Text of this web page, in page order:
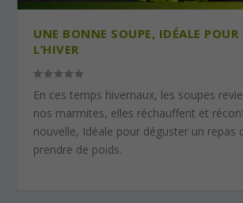
UNE BONNE SOUPE, IDÉALE POUR
L’HIVER
En ces temps hivernaux, les soupes
nos marmites, elles réchauffent et
nouvelle, Idéale pour déguster un repas
prendre de poids.